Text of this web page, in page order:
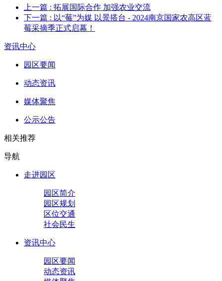
上一篇 : 拓展国际合作 加强农业交流
下一篇 : 以“莓”为媒 以景搭台 - 2024南京国家农高区蓝
莓采摘季正式启幕！
资讯中心
园区要闻
动态资讯
媒体聚焦
公示公告
相关推荐
导航
走进园区
园区简介
园区规划
区位交通
社会民生
资讯中心
园区要闻
动态资讯